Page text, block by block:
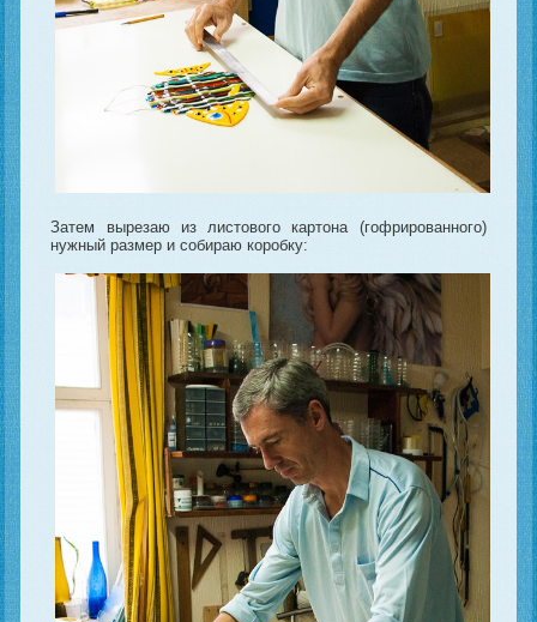
Затем вырезаю из листового картона (гофрированного)
нужный размер и собираю коробку: